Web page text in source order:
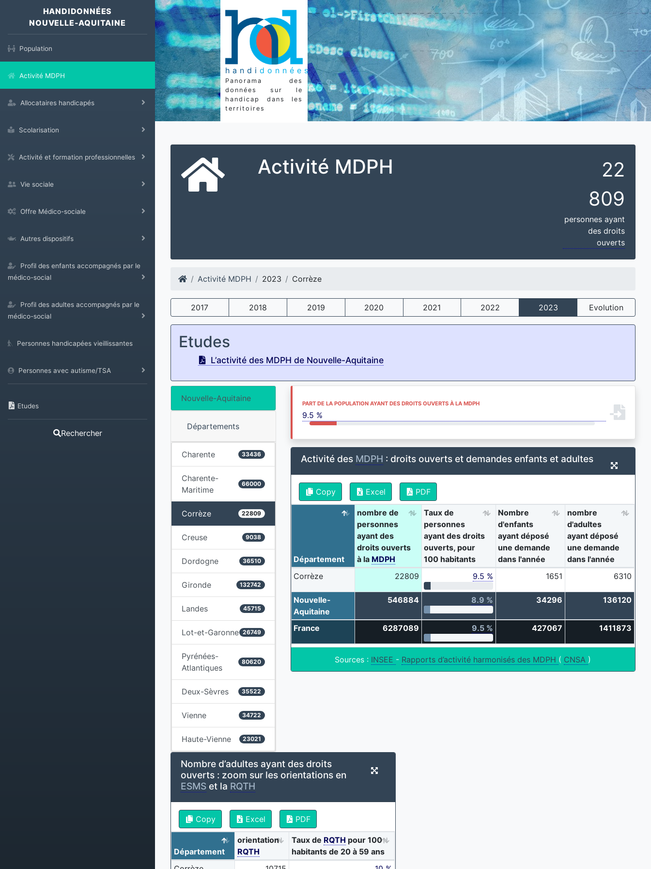
HANDIDONNÉES
NOUVELLE-AQUITAINE
Population
Activité MDPH
Allocataires handicapés
Scolarisation
Activité et formation professionnelles
Vie sociale
Offre Médico-sociale
Autres dispositifs
Profil des enfants accompagnés par le
médico-social
Profil des adultes accompagnés par le
médico-social
Personnes handicapées vieillissantes
Personnes avec autisme/TSA
Etudes
Rechercher
handi données
Panorama des
données sur le
handicap dans les
territoires
Activité MDPH
22
809
personnes ayant
des droits
ouverts
Activité MDPH 2023 Corrèze
2017 2018 2019 2020 2021 2022 2023 Evolution
Etudes
L’activité des MDPH de Nouvelle-Aquitaine
Nouvelle-Aquitaine
Départements
Charente 33436
Charente-
Maritime
66000
Corrèze 22809
Creuse 9038
Dordogne 36510
Gironde 132742
Landes 45715
Lot-et-Garonne 26749
Pyrénées-
Atlantiques
80620
Deux-Sèvres 35522
Vienne 34722
Haute-Vienne 23021
PART DE LA POPULATION AYANT DES DROITS OUVERTS À LA MDPH
9.5 %
Activité des MDPH : droits ouverts et demandes enfants et adultes
Copy Excel PDF
Département
nombre de
personnes
ayant des
droits ouverts
à la MDPH
Taux de
personnes
ayant des droits
ouverts, pour
100 habitants
Nombre
d'enfants
ayant déposé
une demande
dans l'année
nombre
d'adultes
ayant déposé
une demande
dans l'année
Corrèze
22809 9.5 % 1651 6310
Nouvelle-
Aquitaine
546884 8.9 % 34296 136120
France 6287089 9.5 % 427067 1411873
Sources : INSEE - Rapports d’activité harmonisés des MDPH ( CNSA )
Nombre d’adultes ayant des droits
ouverts : zoom sur les orientations en
ESMS et la RQTH
Copy Excel PDF
Département
orientation
RQTH
Taux de RQTH pour 100
habitants de 20 à 59 ans